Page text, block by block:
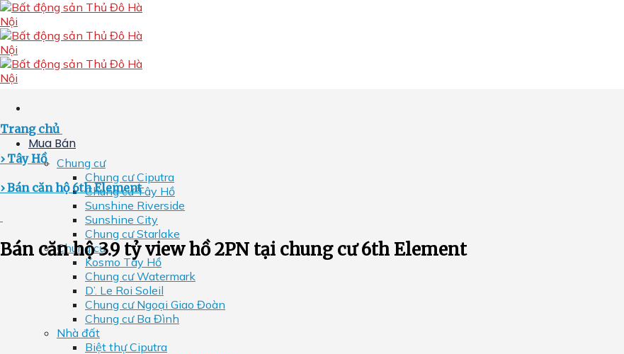
Skip
to
content
Mua Bán
Chung cư
Chung cư Ciputra
Chung cư Tây Hồ
Sunshine Riverside
Sunshine City
Chung cư Starlake
Chung cư
Kosmo Tây Hồ
Chung cư Watermark
D’. Le Roi Soleil
Chung cư Ngoại Giao Đoàn
Chung cư Ba Đình
Nhà đất
Biệt thự Ciputra
Trang chủ
› Tây Hồ
› Bán căn hộ 6th Element
Bán căn hộ 3.9 tỷ view hồ 2PN tại chung cư 6th Element